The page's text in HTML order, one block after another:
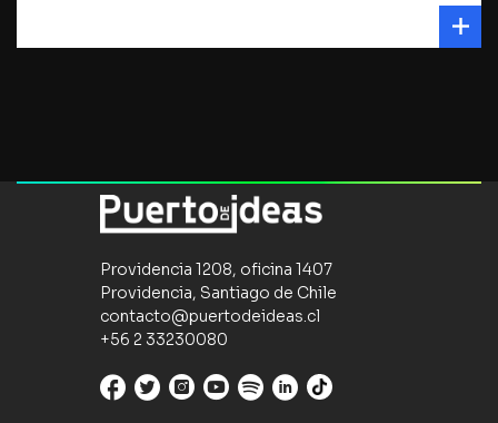
Providencia 1208, oficina 1407
Providencia, Santiago de Chile
contacto@puertodeideas.cl
+56 2 33230080